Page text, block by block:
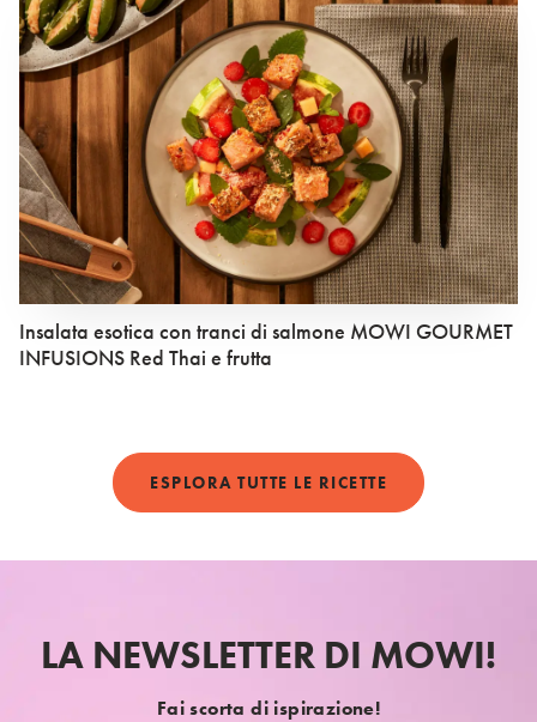
Insalata esotica con tranci di salmone MOWI GOURMET
INFUSIONS Red Thai e frutta
ESPLORA TUTTE LE RICETTE
LA NEWSLETTER DI MOWI!
Fai scorta di ispirazione!